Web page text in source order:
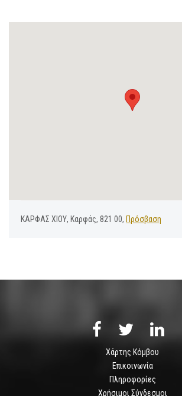
ΚΑΡΦΑΣ ΧΙΟΥ, Καρφάς, 821 00, Πρόσβαση
Χάρτης Κόμβου
Επικοινωνία
Πληροφορίες
Χρήσιμοι Σύνδεσμοι